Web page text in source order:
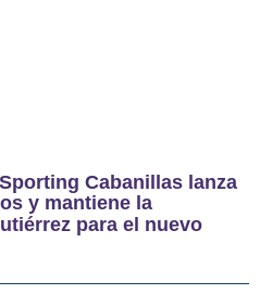
Cabanillas lanza
y mantiene la
para el nuevo